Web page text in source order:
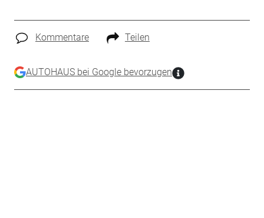
Kommentare Teilen
AUTOHAUS bei Google bevorzugen